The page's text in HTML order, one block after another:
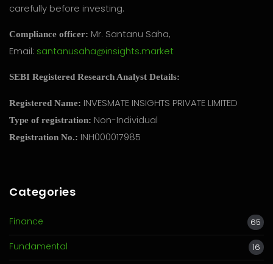
carefully before investing.
Compliance officer: Mr. Santanu Saha,
Email: santanusaha@insights.market
SEBI Registered Research Analyst Details:
Registered Name: INVESMATE INSIGHTS PRIVATE LIMITED
Type of registration: Non-Individual
Registration No.: INH000017985
Categories
Finance 65
Fundamental 16